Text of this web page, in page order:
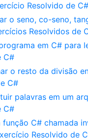
Resolvido de C#
o seno, co-seno,
Resolvidos de
em C# para
C#
o resto da divisão
C#
palavras em um
C#
função C# chamada
Resolvido de